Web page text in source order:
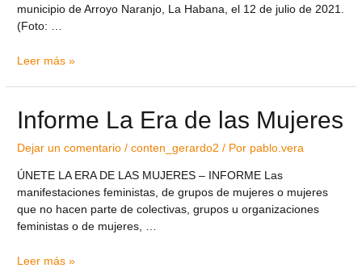
municipio de Arroyo Naranjo, La Habana, el 12 de julio de 2021.
(Foto: …
Leer más »
Informe La Era de las Mujeres
Dejar un comentario /conten_gerardo2 / Por pablo.vera
ÚNETE LA ERA DE LAS MUJERES – INFORME Las
manifestaciones feministas, de grupos de mujeres o mujeres
que no hacen parte de colectivas, grupos u organizaciones
feministas o de mujeres, …
Leer más »